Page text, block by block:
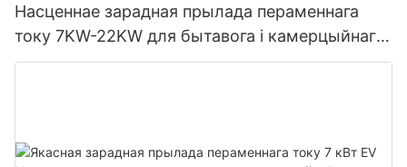
Насценнае зарадная прылада пераменнага
току 7KW-22KW для бытавога і камерцыйнага
выкарыстання OCPP1.6J